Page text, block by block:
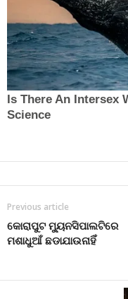
Previous article
କୋରାପୁଟ ମ୍ୟୁନସିପାଲଟିରେ
ମଶାଧୁଆଁ ଛଡାଯାଉନାହିଁ